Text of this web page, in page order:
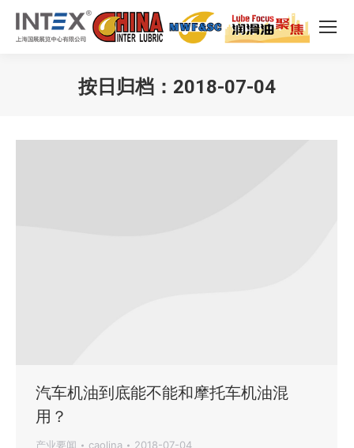
按日归档： 2018-07-04
汽车机油到底能不能和摩托车机油混
用？
产业要闻 caolina 2018-07-04